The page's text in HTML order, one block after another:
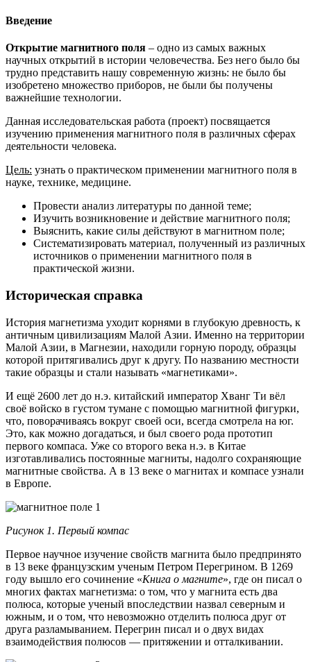
Введение
Открытие магнитного поля – одно из самых важных
научных открытий в истории человечества. Без него было бы
трудно представить нашу современную жизнь: не было бы
изобретено множество приборов, не были бы получены
важнейшие технологии.
Данная исследовательская работа (проект) посвящается
изучению применения магнитного поля в различных сферах
деятельности человека.
Цель: узнать о практическом применении магнитного поля в
науке, технике, медицине.
Провести анализ литературы по данной теме;
Изучить возникновение и действие магнитного поля;
Выяснить, какие силы действуют в магнитном поле;
Систематизировать материал, полученный из различных
источников о применении магнитного поля в
практической жизни.
Историческая справка
История магнетизма уходит корнями в глубокую древность, к
античным цивилизациям Малой Азии. Именно на территории
Малой Азии, в Магнезии, находили горную породу, образцы
которой притягивались друг к другу. По названию местности
такие образцы и стали называть «магнетиками».
И ещё 2600 лет до н.э. китайский император Хванг Ти вёл
своё войско в густом тумане с помощью магнитной фигурки,
что, поворачиваясь вокруг своей оси, всегда смотрела на юг.
Это, как можно догадаться, и был своего рода прототип
первого компаса. Уже со второго века н.э. в Китае
изготавливались постоянные магниты, надолго сохраняющие
магнитные свойства. А в 13 веке о магнитах и компасе узнали
в Европе.
Рисунок 1. Первый компас
Первое научное изучение свойств магнита было предпринято
в 13 веке французским ученым Петром Перегрином. В 1269
году вышло его сочинение «Книга о магните», где он писал о
многих фактах магнетизма: о том, что у магнита есть два
полюса, которые ученый впоследствии назвал северным и
южным, и о том, что невозможно отделить полюса друг от
друга разламыванием. Перегрин писал и о двух видах
взаимодействия полюсов — притяжении и отталкивании.